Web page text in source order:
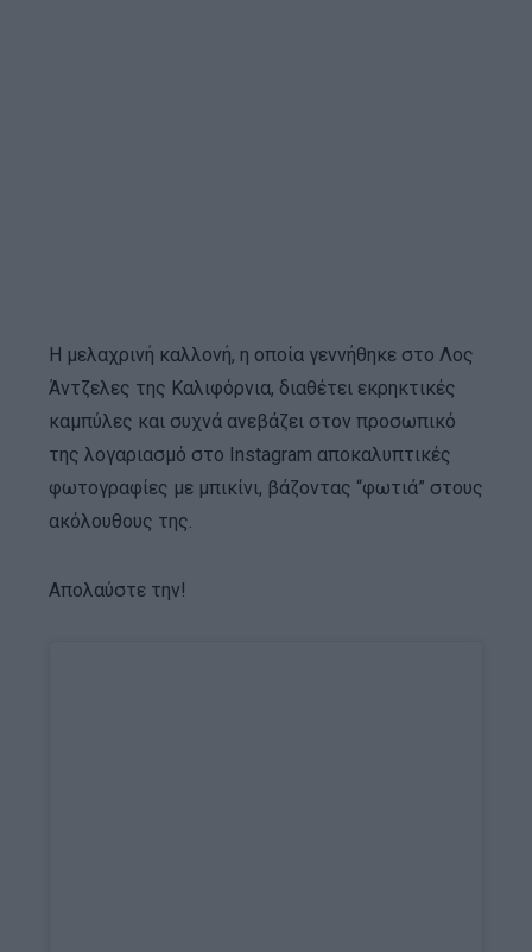
Η μελαχρινή καλλονή, η οποία γεννήθηκε στο Λος
Άντζελες της Καλιφόρνια, διαθέτει εκρηκτικές
καμπύλες και συχνά ανεβάζει στον προσωπικό
της λογαριασμό στο Instagram αποκαλυπτικές
φωτογραφίες με μπικίνι, βάζοντας “φωτιά” στους
ακόλουθους της.
Απολαύστε την!